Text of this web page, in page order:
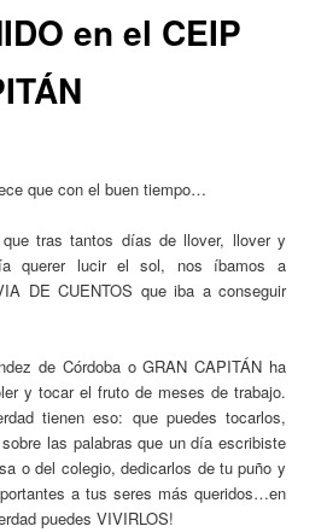
en el CEIP
que con el buen tiempo…
tras tantos días de llover, llover y
querer lucir el sol, nos íbamos a
DE CUENTOS que iba a conseguir
de Córdoba o GRAN CAPITÁN ha
y tocar el fruto de meses de trabajo.
tienen eso: que puedes tocarlos,
las palabras que un día escribiste
o del colegio, dedicarlos de tu puño y
a tus seres más queridos…en
puedes VIVIRLOS!